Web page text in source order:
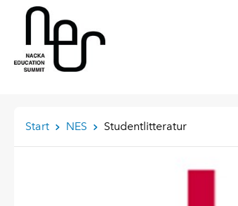
Start NES Studentlitteratur